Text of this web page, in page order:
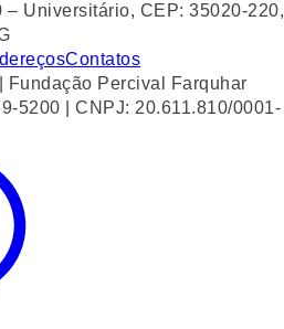
– Universitário, CEP: 35020-220,
Contatos
Percival Farquhar
5200 | CNPJ: 20.611.810/0001-